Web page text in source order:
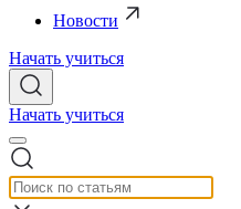
Новости
Начать учиться
Начать учиться